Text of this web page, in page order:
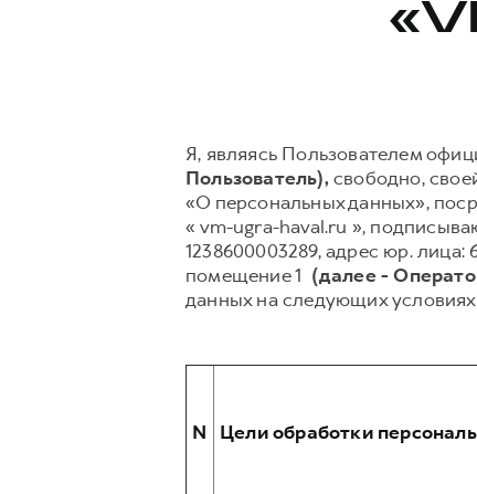
Я, являясь Пользователем
Пользователь),свободно,
«О персональных данных»,
« vm-ugra-haval.ru »,
1238600003289, адрес юр. лица:
помещение 1 (далее -
данных на следующих
N Цели обработки